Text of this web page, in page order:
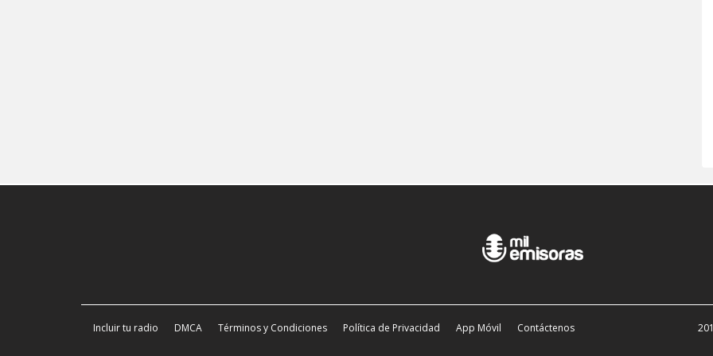
Incluir tu radio DMCA Términos y Condiciones Política de Privacidad App Móvil Contáctenos